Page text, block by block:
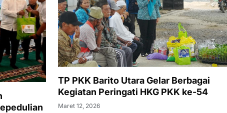
TP PKK Barito Utara Gelar Berbagai
Kegiatan Peringati HKG PKK ke-54
Maret 12, 2026